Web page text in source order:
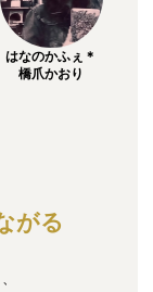
はなのかふぇ＊
橋爪かおり
がる